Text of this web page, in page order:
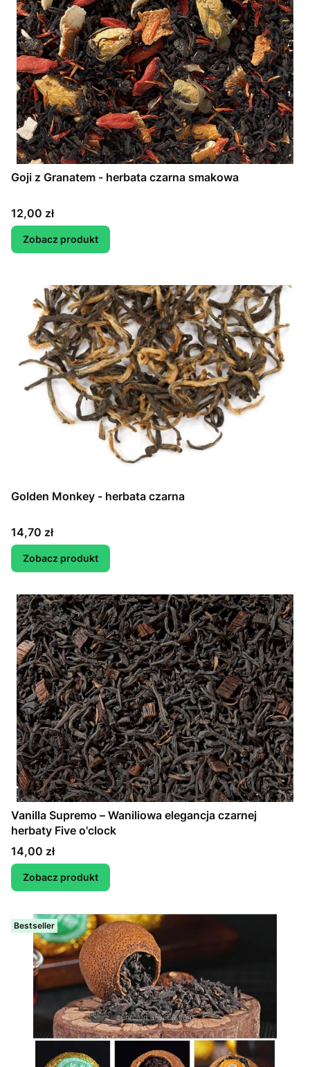
Goji z Granatem - herbata czarna smakowa
Cena
12,00 zł
Zobacz produkt
Golden Monkey - herbata czarna
Cena
14,70 zł
Zobacz produkt
Vanilla Supremo – Waniliowa elegancja czarnej
herbaty Five o'clock
Cena
14,00 zł
Zobacz produkt
Bestseller